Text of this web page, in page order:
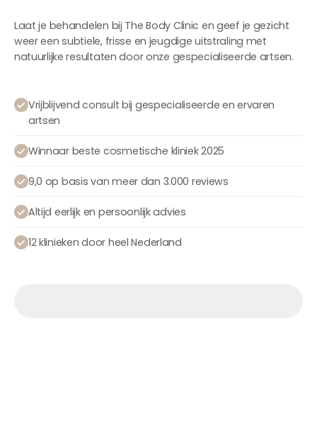
Laat je behandelen bij The Body Clinic en geef je gezicht
weer een subtiele, frisse en jeugdige uitstraling met
natuurlijke resultaten door onze gespecialiseerde artsen.
Vrijblijvend consult bij gespecialiseerde en ervaren
artsen
Winnaar beste cosmetische kliniek 2025
9,0 op basis van meer dan 3.000 reviews
Altijd eerlijk en persoonlijk advies
12 klinieken door heel Nederland